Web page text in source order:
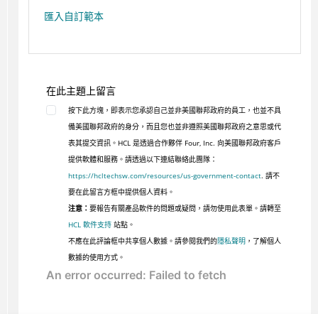
匯入自訂範本
在此主題上留言
按下此方塊，即表示您承認自己並非美國聯邦政府的員工，也並不具
備美國聯邦政府的身分，而且您也並非遵照美國聯邦政府之意思或代
表其提交資訊。HCL 是透過合作夥伴 Four, Inc. 向美國聯邦政府客戶
提供軟體和服務。請透過以下連結聯絡此團隊：
https://hcltechsw.com/resources/us-government-contact. 請不
要在此留言方框中提供個人資料。
注意： 要報告有關產品軟件的問題或疑問，請勿使用此表單。請轉至
HCL 軟件支持站點。
不應在此評論框中共享個人數據。請參閱我們的隱私聲明 ，了解個人
數據的使用方式。